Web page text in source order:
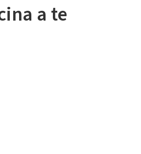
a te